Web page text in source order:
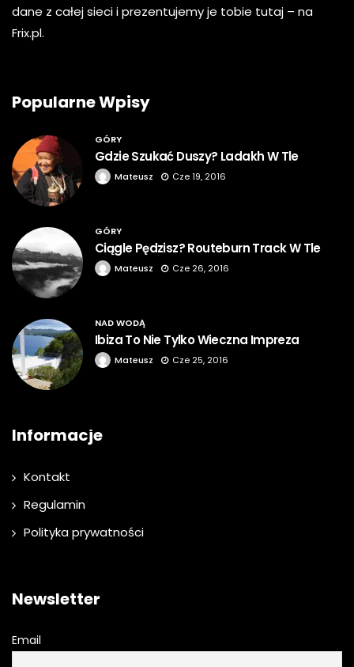
dane z całej sieci i prezentujemy je tobie tutaj – na
Frix.pl.
Popularne Wpisy
GÓRY
Gdzie Szukać Duszy? Ladakh W Tle
Mateusz Cze 19, 2016
GÓRY
Ciągle Pędzisz? Routeburn Track W Tle
Mateusz Cze 26, 2016
NAD WODĄ
Ibiza To Nie Tylko Wieczna Impreza
Mateusz Cze 25, 2016
Informacje
Kontakt
Regulamin
Polityka prywatności
Newsletter
Email